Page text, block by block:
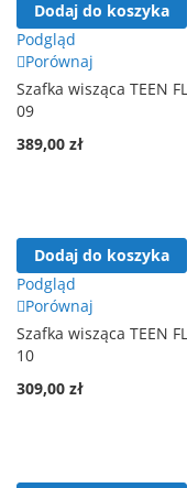
Dodaj do koszyka
Podgląd
Porównaj
Szafka wisząca TEEN
09
389,00 zł
Dodaj do koszyka
Podgląd
Porównaj
Szafka wisząca TEEN
10
309,00 zł